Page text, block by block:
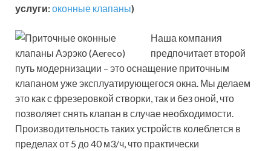
услуги:оконные клапаны)
Наша компания
предпочитает второй
путь модернизации – это оснащение приточным
клапаном уже эксплуатирующегося окна. Мы делаем
это как с фрезеровкой створки, так и без оной, что
позволяет снять клапан в случае необходимости.
Производительность таких устройств колеблется в
пределах от 5 до 40 м3/ч, что практически